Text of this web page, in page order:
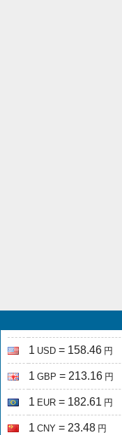
1 USD = 158.46 円
1 GBP = 213.16 円
1 EUR = 182.61 円
1 CNY = 23.48 円